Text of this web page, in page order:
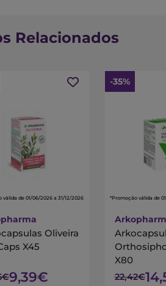
Relacionados
válida de 01/06/2026 a 31/12/2026
Oliveira
X45
9,39€
-35%
*Promoção válida de
X80
22,42€